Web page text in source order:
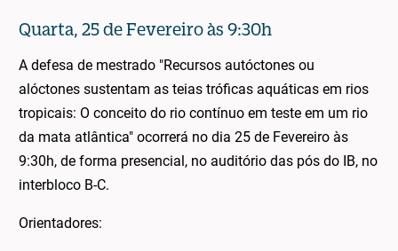
Quarta, 25 de Fevereiro às 9:30h
A defesa de mestrado "Recursos autóctones ou
alóctones sustentam as teias tróficas aquáticas em rios
tropicais: O conceito do rio contínuo em teste em um rio
da mata atlântica" ocorrerá no dia 25 de Fevereiro às
9:30h, de forma presencial, no auditório das pós do IB, no
interbloco B-C.
Orientadores: